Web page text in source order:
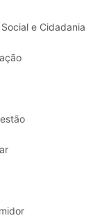
e Cidadania